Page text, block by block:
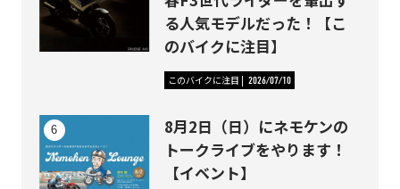
る人気モデルだった！【こ
のバイクに注目】
このバイクに注目 2026/07/10
8月2日（日）にネモケンの
トークライブをやります！
【イベント】